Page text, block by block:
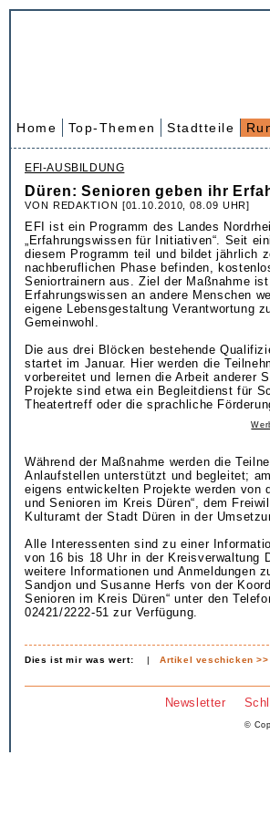
Home Top-Themen Stadtteile
EFI-AUSBILDUNG
Düren: Senioren geben ihr
VON REDAKTION [01.10.2010, 08.09 UHR]
EFI ist ein Programm des Landes
„Erfahrungswissen für Initiativen“. Seit
diesem Programm teil und bildet jährlich
nachberuflichen Phase befinden,
Seniortrainern aus. Ziel der Maßnahme
Erfahrungswissen an andere Menschen
eigene Lebensgestaltung Verantwortung
Gemeinwohl.
Die aus drei Blöcken bestehende
startet im Januar. Hier werden die
vorbereitet und lernen die Arbeit anderer
Projekte sind etwa ein Begleitdienst für
Theatertreff oder die sprachliche
Während der Maßnahme werden die
Anlaufstellen unterstützt und begleitet;
eigens entwickelten Projekte werden von
und Senioren im Kreis Düren“, dem
Kulturamt der Stadt Düren in der
Alle Interessenten sind zu einer
von 16 bis 18 Uhr in der Kreisverwaltung
weitere Informationen und Anmeldungen
Sandjon und Susanne Herfs von der
Senioren im Kreis Düren“ unter den
02421/2222-51 zur Verfügung.
Dies ist mir was wert: |Artikel veschicken >>
Newsletter
©